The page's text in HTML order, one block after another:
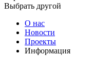
Выбрать другой
О нас
Новости
Проекты
Информация